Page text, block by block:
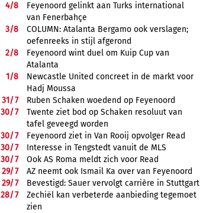
4/8
Feyenoord gelinkt aan Turks international
van Fenerbahçe
3/8
COLUMN: Atalanta Bergamo ook verslagen;
oefenreeks in stijl afgerond
2/8
Feyenoord wint duel om Kuip Cup van
Atalanta
1/8
Newcastle United concreet in de markt voor
Hadj Moussa
31/7
Ruben Schaken woedend op Feyenoord
30/7
Twente ziet bod op Schaken resoluut van
tafel geveegd worden
30/7
Feyenoord ziet in Van Rooij opvolger Read
30/7
Interesse in Tengstedt vanuit de MLS
30/7
Ook AS Roma meldt zich voor Read
29/7
AZ neemt ook Ismail Ka over van Feyenoord
29/7
Bevestigd: Sauer vervolgt carrière in Stuttgart
28/7
Zechiël kan verbeterde aanbieding tegemoet
zien